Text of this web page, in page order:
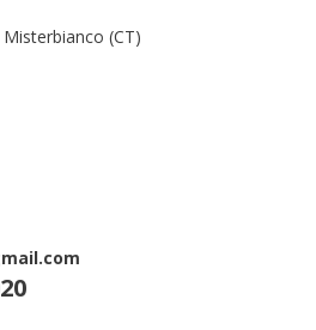
(CT)